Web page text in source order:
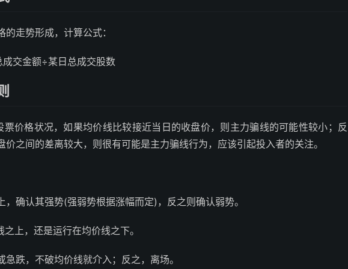
走势形成，计算公式：
交金额÷某日总成交股数
票价格状况，如果均价线比较接近当日的收盘价，则主力骗线的可能性较小；反
价之间的差离较大，则很有可能是主力骗线行为，应该引起投入者的关注。
确认其强势(强弱势根据涨幅而定)，反之则确认弱势。
上，还是运行在均价线之下。
跌，不破均价线就介入；反之，离场。